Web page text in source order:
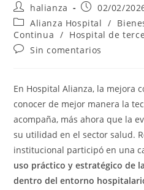
Autor
de
la
entrada:
halianza
Publicación
de
la
entrada:
02/02/
Categoría
de
la
entrada:
Alianza Hospital /
Continua / Hospital de
Comentarios
entrada:
Sin comentarios
En Hospital Alianza, la mejora
conocer de mejor manera la
acompaña, más ahora que la
su utilidad en el sector salud.
institucional participó en una
uso práctico y estratégico de
dentro del entorno